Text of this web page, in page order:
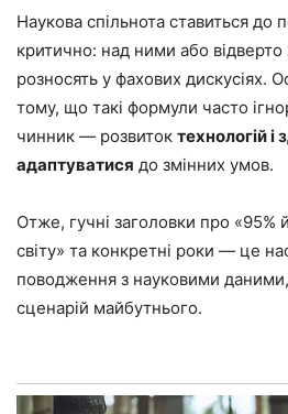
Наукова спільнота ставиться до
критично: над ними або
розносять у фахових дискусіях.
тому, що такі формули часто
чинник — розвиток технологій і
адаптуватися до змінних умов.
Отже, гучні заголовки про «95%
світу» та конкретні роки — це
поводження з науковими
сценарій майбутнього.